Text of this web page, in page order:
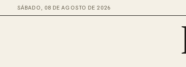
SÁBADO, 08 DE AGOSTO DE 2026